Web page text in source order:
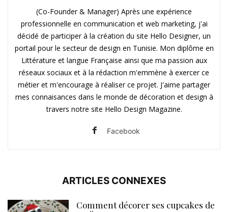
(Co-Founder & Manager) Après une expérience
professionnelle en communication et web marketing, j'ai
décidé de participer à la création du site Hello Designer, un
portail pour le secteur de design en Tunisie. Mon diplôme en
Littérature et langue Française ainsi que ma passion aux
réseaux sociaux et à la rédaction m'emmène à exercer ce
métier et m'encourage à réaliser ce projet. J'aime partager
mes connaisances dans le monde de décoration et design à
travers notre site Hello Design Magazine.
Facebook
ARTICLES CONNEXES
Comment décorer ses cupcakes de